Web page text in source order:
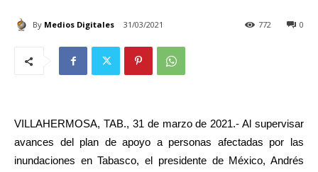
By Medios Digitales 31/03/2021 0
772
VILLAHERMOSA, TAB., 31 de marzo de 2021.- Al supervisar
avances del plan de apoyo a personas afectadas por las
inundaciones en Tabasco, el presidente de México, Andrés